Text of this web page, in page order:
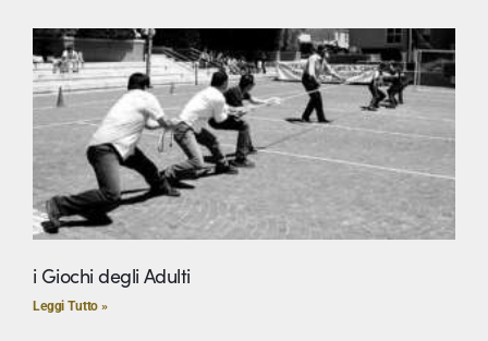
i Giochi degli Adulti
Leggi Tutto »